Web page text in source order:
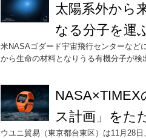
太陽系外から
なる分子を運
米NASAゴダード宇宙飛行センターなど
から生命の材料となりうる有機分子が検
ス計画」をた
ウユニ貿易（東京都台東区）は11月28